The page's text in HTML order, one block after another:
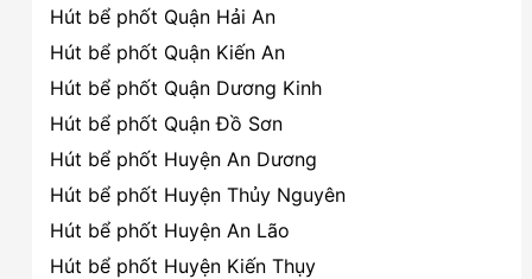
Hút bể phốt Quận Hải An
Hút bể phốt Quận Kiến An
Hút bể phốt Quận Dương Kinh
Hút bể phốt Quận Đồ Sơn
Hút bể phốt Huyện An Dương
Hút bể phốt Huyện Thủy Nguyên
Hút bể phốt Huyện An Lão
Hút bể phốt Huyện Kiến Thụy